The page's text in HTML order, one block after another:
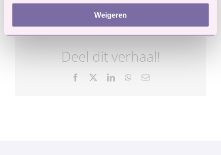
Weigeren
Deel dit verhaal!
Facebook LinkedInWhatsApp
E-